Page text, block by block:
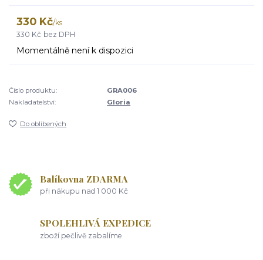
330 Kč/ks
330 Kč bez DPH
Momentálně není k dispozici
Číslo produktu:
GRA006
Nakladatelství:
Gloria
Do oblíbených
Balíkovna ZDARMA
při nákupu nad 1 000 Kč
SPOLEHLIVÁ EXPEDICE
zboží pečlivě zabalíme